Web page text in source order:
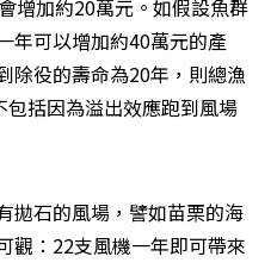
增加約20萬元。如假設魚群
年可以增加約40萬元的產
除役的壽命為20年，則總漁
括因為溢出效應跑到風場
拋石的風場，譬如苗栗的海
觀：22支風機一年即可帶來